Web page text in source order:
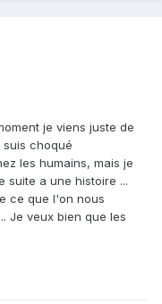
je viens juste de
choqué
les humains, mais je
suite a une histoire ...
ce que l'on nous
Je veux bien que les